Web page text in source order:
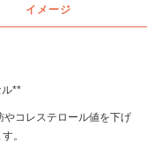
イメージ
ル**
やコレステロール値を下げ
。